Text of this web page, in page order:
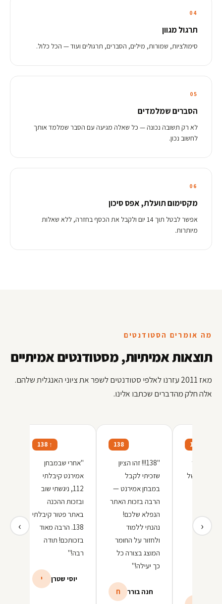
04
תרגול מגוון
סימולציות, שמורות, מילים, הסברים, תרגולים ועוד — הכל כלול.
05
הסברים שמלמדים
לא רק תשובה נכונה — כל שאלה מגיעה עם הסבר שמלמד אותך
לחשוב נכון.
06
מקסימום תועלת, אפס סיכון
אפשר לבטל תוך 14 יום ולקבל את הכסף בחזרה, ללא שאלות
מיותרות.
מה אומרים הסטודנטים
תוצאות אמיתיות, מסטודנטים אמיתיים
מאז 2011 עזרנו לאלפי סטודנטים לשפר את ציוני האנגלית שלהם.
אלה חלק מהדברים שכתבו אלינו.
‹
138 ↑
"אחרי שבמבחן
אמירנט קיבלתי
112, ניגשתי שוב
ובזכות ההכנה
באתר פטור קיבלתי
138. הרבה מאוד
בזכותכם! תודה
רבה!"
י יוסי שטרן
138
"138!!! זהו הציון
שזכיתי לקבל
במבחן אמירנט —
הרבה בזכות האתר
הנפלא שלכם!
נהנתי ללמוד
ולחזור על החומר
המוצג בצורה כל
כך יעילה!"
ח חנה בורר
143
שהכי עזר
של
›